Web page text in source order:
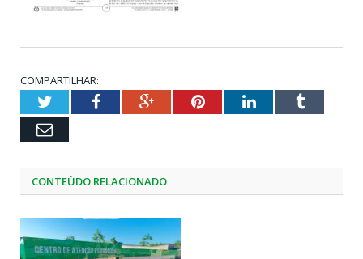
COMPARTILHAR:
TwitterFacebookGoogle+PinterestLinkedInTumblr
Email
CONTEÚDO RELACIONADO